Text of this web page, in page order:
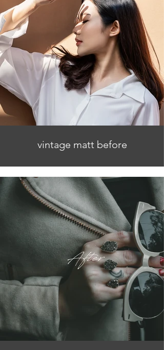
vintage matt before